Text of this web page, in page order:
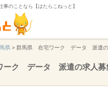
事のことなら【はたらこねっと】
県 > 群馬県 在宅ワーク データ 派遣
ーク データ 派遣の求人募